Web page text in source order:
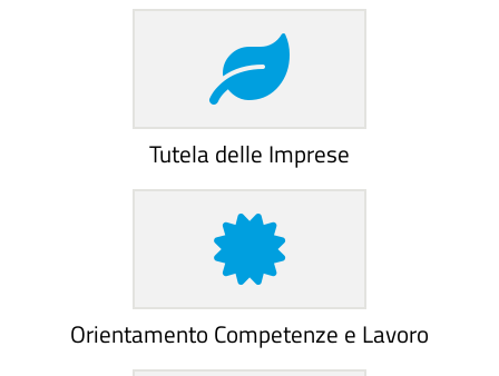
Tutela delle Imprese
Orientamento Competenze e Lavoro